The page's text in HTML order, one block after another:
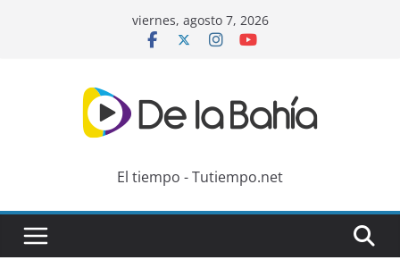
viernes, agosto 7, 2026
El tiempo - Tutiempo.net